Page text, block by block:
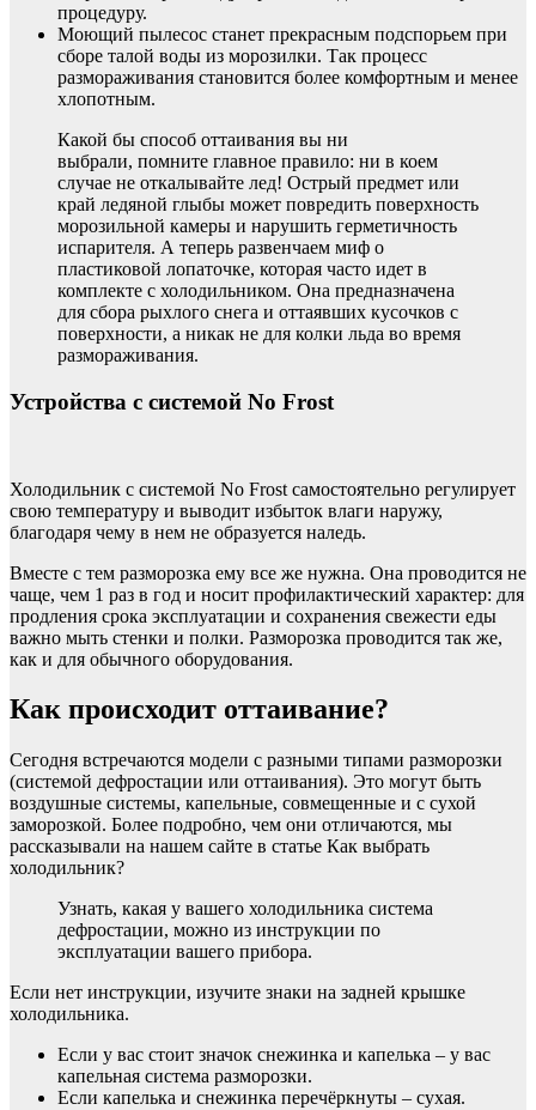
процедуру.
Моющий пылесос станет прекрасным подспорьем при
сборе талой воды из морозилки. Так процесс
размораживания становится более комфортным и менее
хлопотным.
Какой бы способ оттаивания вы ни
выбрали, помните главное правило: ни в коем
случае не откалывайте лед! Острый предмет или
край ледяной глыбы может повредить поверхность
морозильной камеры и нарушить герметичность
испарителя. А теперь развенчаем миф о
пластиковой лопаточке, которая часто идет в
комплекте с холодильником. Она предназначена
для сбора рыхлого снега и оттаявших кусочков с
поверхности, а никак не для колки льда во время
размораживания.
Устройства с системой No Frost
Холодильник с системой No Frost самостоятельно регулирует
свою температуру и выводит избыток влаги наружу,
благодаря чему в нем не образуется наледь.
Вместе с тем разморозка ему все же нужна. Она проводится не
чаще, чем 1 раз в год и носит профилактический характер: для
продления срока эксплуатации и сохранения свежести еды
важно мыть стенки и полки. Разморозка проводится так же,
как и для обычного оборудования.
Как происходит оттаивание?
Сегодня встречаются модели с разными типами разморозки
(системой дефростации или оттаивания). Это могут быть
воздушные системы, капельные, совмещенные и с сухой
заморозкой. Более подробно, чем они отличаются, мы
рассказывали на нашем сайте в статье Как выбрать
холодильник?
Узнать, какая у вашего холодильника система
дефростации, можно из инструкции по
эксплуатации вашего прибора.
Если нет инструкции, изучите знаки на задней крышке
холодильника.
Если у вас стоит значок снежинка и капелька – у вас
капельная система разморозки.
Если капелька и снежинка перечёркнуты – сухая.